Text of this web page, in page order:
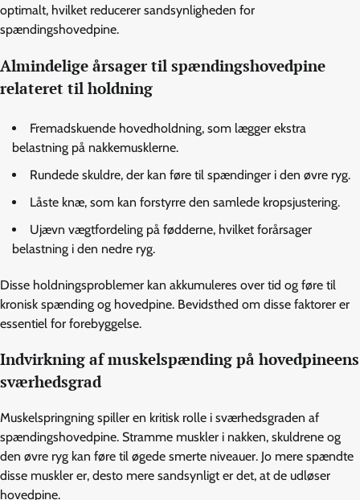
optimalt, hvilket reducerer sandsynligheden for
spændingshovedpine.
Almindelige årsager til spændingshovedpine
relateret til holdning
Fremadskuende hovedholdning, som lægger ekstra
belastning på nakkemusklerne.
Rundede skuldre, der kan føre til spændinger i den øvre ryg.
Låste knæ, som kan forstyrre den samlede kropsjustering.
Ujævn vægtfordeling på fødderne, hvilket forårsager
belastning i den nedre ryg.
Disse holdningsproblemer kan akkumuleres over tid og føre til
kronisk spænding og hovedpine. Bevidsthed om disse faktorer er
essentiel for forebyggelse.
Indvirkning af muskelspænding på hovedpineens
sværhedsgrad
Muskelspringning spiller en kritisk rolle i sværhedsgraden af
spændingshovedpine. Stramme muskler i nakken, skuldrene og
den øvre ryg kan føre til øgede smerte niveauer. Jo mere spændte
disse muskler er, desto mere sandsynligt er det, at de udløser
hovedpine.